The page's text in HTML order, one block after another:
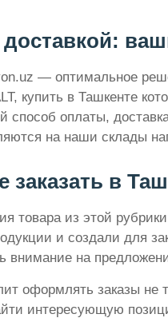
— оптимальное
купить в Ташкенте
способ оплаты,
на наши склады
в
товара из этой
и создали для
внимание на
оформлять заказы
интересующую